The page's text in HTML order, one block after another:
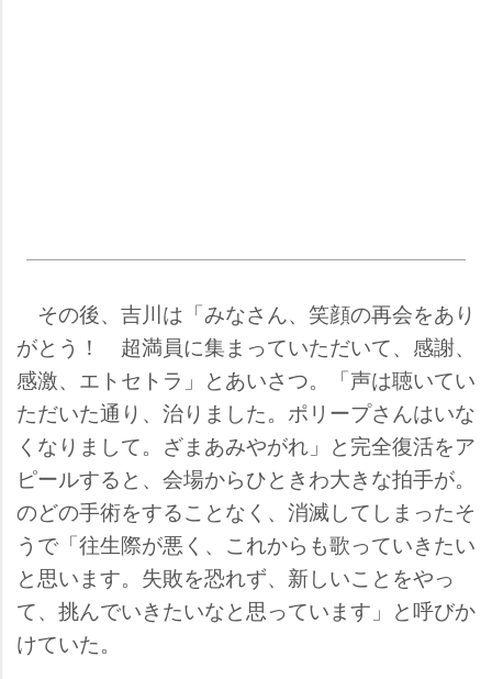
その後、吉川は「みなさん、笑顔の再会をあり
がとう！ 超満員に集まっていただいて、感謝、
感激、エトセトラ」とあいさつ。「声は聴いてい
ただいた通り、治りました。ポリープさんはいな
くなりまして。ざまあみやがれ」と完全復活をア
ピールすると、会場からひときわ大きな拍手が。
のどの手術をすることなく、消滅してしまったそ
うで「往生際が悪く、これからも歌っていきたい
と思います。失敗を恐れず、新しいことをやっ
て、挑んでいきたいなと思っています」と呼びか
けていた。